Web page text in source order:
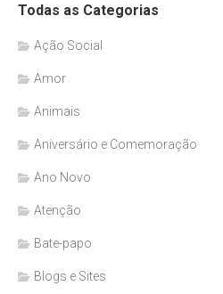
Todas as Categorias
Ação Social
Amor
Animais
Aniversário e Comemoração
Ano Novo
Atenção
Bate-papo
Blogs e Sites